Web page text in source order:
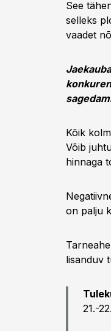
See
selleks
vaadet
Kõik
Võib
hinnaga
on palju
lisanduv
21.-